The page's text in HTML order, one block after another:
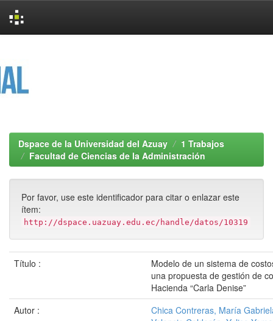
Dspace de la Universidad del Azuay
1 Trabajos
Facultad de Ciencias de la Administración
Por favor, use este identificador para citar o enlazar este
ítem:
http://dspace.uazuay.edu.ec/handle/datos/10319
Título :
Modelo de un sistema de
una propuesta de gestión de
Hacienda “Carla Denise”
Autor :
Chica Contreras, María